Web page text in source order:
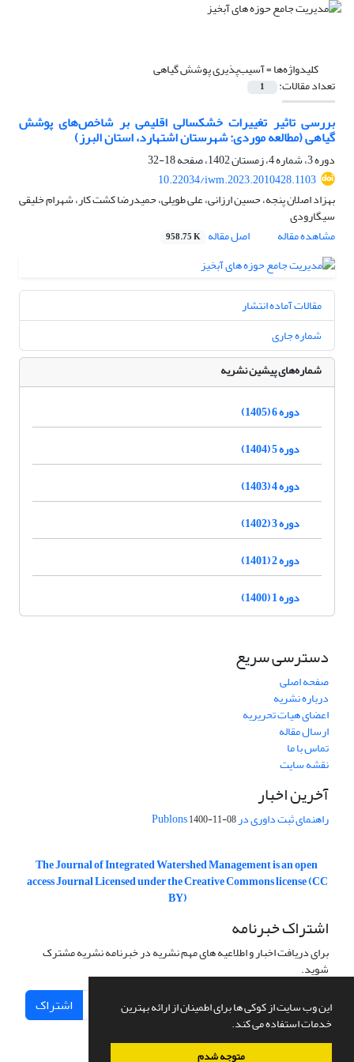
این وب سایت از کوکی ها برای اطمینان از ارائه بهترین
خدمات استفاده می کند.
متوجه شدم
کلیدواژه‌ها =آسیب‌پذیری پوشش گیاهی
تعداد مقالات: 1
بررسی تاثیر تغییرات خشکسالی اقلیمی بر شاخص‌های پوشش
گیاهی (مطالعه موردی: شهرستان اشتهارد، استان البرز)
دوره 3، شماره 4، زمستان 1402، صفحه
18-32
10.22034/iwm.2023.2010428.1103
بهزاد اصلان پنجه، حسین ارزانی، علی طویلی، حمیدرضا کشت کار، شهرام خلیقی
سیگارودی
مشاهده مقاله
اصل مقاله 958.75 K
مقالات آماده انتشار
شماره جاری
شماره‌های پیشین نشریه
دوره 6 (1405)
دوره 5 (1404)
دوره 4 (1403)
دوره 3 (1402)
دوره 2 (1401)
دوره 1 (1400)
دسترسی سریع
صفحه اصلی
درباره نشریه
اعضای هیات تحریریه
ارسال مقاله
تماس با ما
نقشه سایت
آخرین اخبار
راهنمای ثبت داوری در Publons1400-11-08
The Journal of Integrated Watershed Management is an open
access Journal Licensed under the Creative Commons license (CC
BY)
اشتراک خبرنامه
برای دریافت اخبار و اطلاعیه های مهم نشریه در خبرنامه نشریه مشترک
شوید.
اشتراک